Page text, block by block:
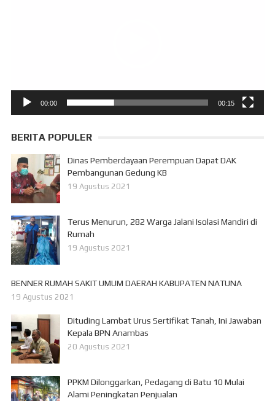
00:00 00:15
BERITA POPULER
Dinas Pemberdayaan Perempuan Dapat DAK
Pembangunan Gedung KB
19 Agustus 2021
Terus Menurun, 282 Warga Jalani Isolasi Mandiri di
Rumah
19 Agustus 2021
BENNER RUMAH SAKIT UMUM DAERAH KABUPATEN NATUNA
19 Agustus 2021
Dituding Lambat Urus Sertifikat Tanah, Ini Jawaban
Kepala BPN Anambas
20 Agustus 2021
PPKM Dilonggarkan, Pedagang di Batu 10 Mulai
Alami Peningkatan Penjualan